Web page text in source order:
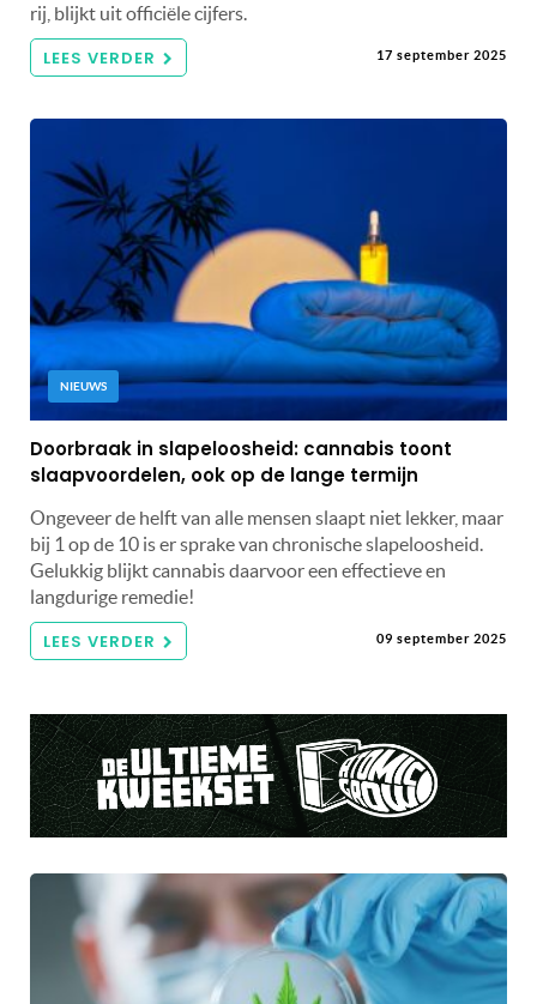
rij, blijkt uit officiële cijfers.
LEES VERDER 17 september 2025
NIEUWS
Doorbraak in slapeloosheid: cannabis toont
slaapvoordelen, ook op de lange termijn
Ongeveer de helft van alle mensen slaapt niet lekker, maar
bij 1 op de 10 is er sprake van chronische slapeloosheid.
Gelukkig blijkt cannabis daarvoor een effectieve en
langdurige remedie!
LEES VERDER 09 september 2025